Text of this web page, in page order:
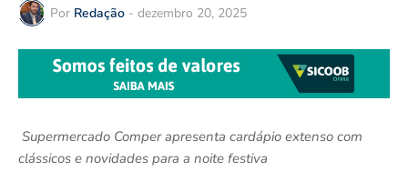
Por Redação - dezembro 20, 2025
Supermercado Comper apresenta cardápio extenso com
clássicos e novidades para a noite festiva